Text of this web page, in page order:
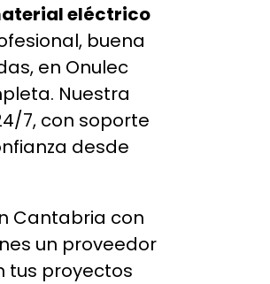
eléctrico
buena
en Onulec
Nuestra
7, con soporte
desde
Cantabria con
un proveedor
tus proyectos